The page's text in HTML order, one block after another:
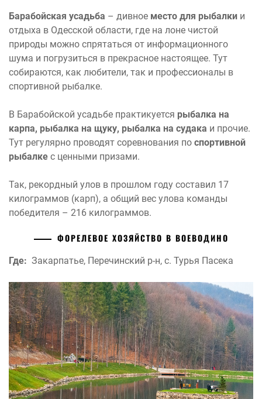
Барабойская усадьба – дивное место для рыбалки и
отдыха в Одесской области, где на лоне чистой
природы можно спрятаться от информационного
шума и погрузиться в прекрасное настоящее. Тут
собираются, как любители, так и профессионалы в
спортивной рыбалке.
В Барабойской усадьбе практикуется рыбалка на
карпа, рыбалка на щуку, рыбалка на судака и прочие.
Тут регулярно проводят соревнования по спортивной
рыбалке с ценными призами.
Так, рекордный улов в прошлом году составил 17
килограммов (карп), а общий вес улова команды
победителя – 216 килограммов.
ФОРЕЛЕВОЕ ХОЗЯЙСТВО В ВОЕВОДИНО
Где: Закарпатье, Перечинский р-н, с. Турья Пасека